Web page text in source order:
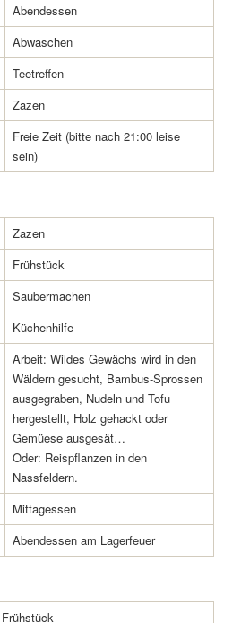
Abendessen
Abwaschen
Teetreffen
Zazen
Freie Zeit (bitte nach 21:00 leise
sein)
Zazen
Frühstück
Saubermachen
Küchenhilfe
Arbeit: Wildes Gewächs wird in den
Wäldern gesucht, Bambus-Sprossen
ausgegraben, Nudeln und Tofu
hergestellt, Holz gehackt oder
Gemüese ausgesät…
Oder: Reispflanzen in den
Nassfeldern.
Mittagessen
Abendessen am Lagerfeuer
Frühstück